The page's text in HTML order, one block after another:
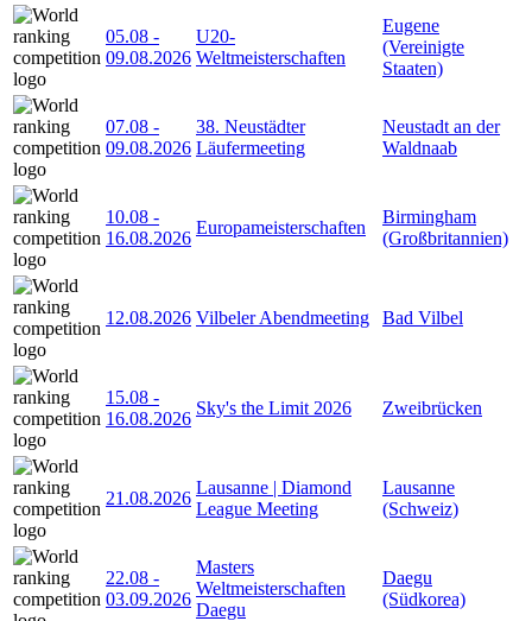
05.08 -
09.08.2026
U20-
Weltmeisterschaften
Eugene
(Vereinigte
Staaten)
07.08 -
09.08.2026
38. Neustädter
Läufermeeting
Neustadt an der
Waldnaab
10.08 -
16.08.2026
Europameisterschaften
Birmingham
(Großbritannien)
12.08.2026 Vilbeler Abendmeeting Bad Vilbel
15.08 -
16.08.2026
Sky's the Limit 2026 Zweibrücken
21.08.2026
Lausanne | Diamond
League Meeting
Lausanne
(Schweiz)
22.08 -
03.09.2026
Masters
Weltmeisterschaften
Daegu
Daegu
(Südkorea)